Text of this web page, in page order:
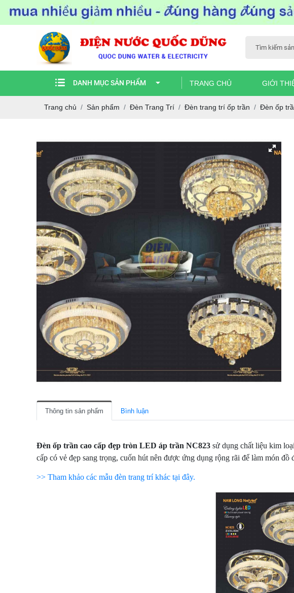
DANH MỤC SẢN PHẨM TRANG CHỦ GIỚI
Trang chủ Sản phẩm Đèn Trang Trí Đèn trang trí ốp trần Đèn ốp
Thông tin sản phẩm Bình luận
Đèn ốp trần cao cấp đẹp tròn LED áp trần NC823 sử dụng chất liệu kim
cấp có vẻ đẹp sang trọng, cuốn hút nên được ứng dụng rộng rãi để làm món đồ
>> Tham khảo các mẫu đèn trang trí khác tại đây.